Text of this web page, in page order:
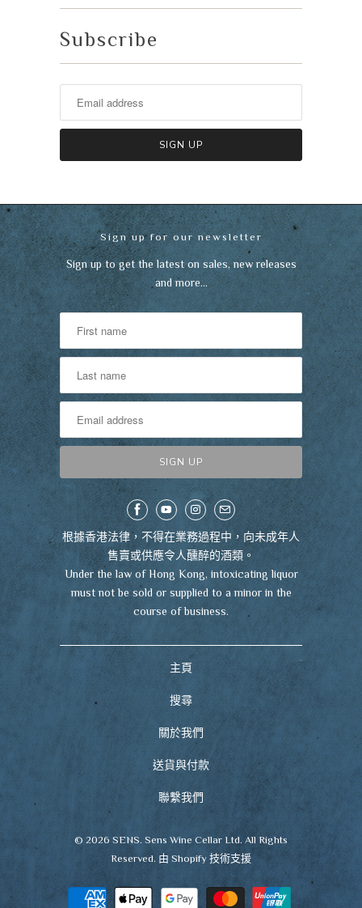
Subscribe
Sign up for our newsletter
Sign up to get the latest on sales, new releases
and more…
根據香港法律，不得在業務過程中，向未成年人
售賣或供應令人醺醉的酒類。
Under the law of Hong Kong, intoxicating liquor
must not be sold or supplied to a minor in the
course of business.
主頁
搜尋
關於我們
送貨與付款
聯繫我們
© 2026 SENS. Sens Wine Cellar Ltd. All Rights
Reserved. 由 Shopify 技術支援